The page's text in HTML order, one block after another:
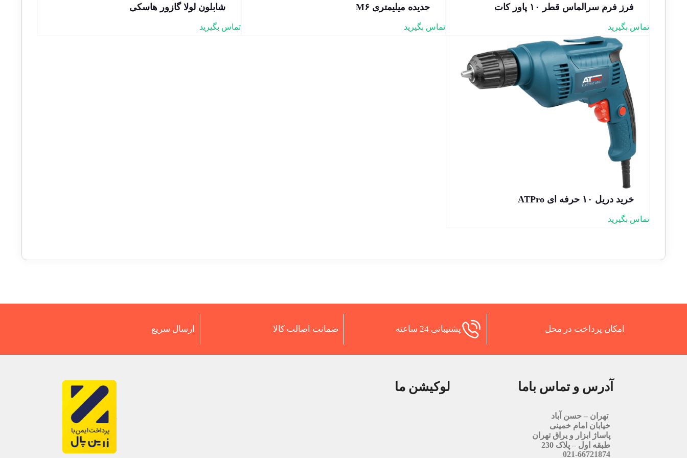
فرز فرم سرالماس قطر ۱۰ پاور کات
تماس بگیرید
حدیده میلیمتری M۶
تماس بگیرید
شابلون لولا گازور هاسکی
تماس بگیرید
خرید دریل ۱۰ حرفه ای ATPro
تماس بگیرید
امکان پرداخت در محل پشتیبانی 24 ساعته ضمانت اصالت کالا ارسال سریع
آدرس و تماس باما
تهران – حسن آباد
خیابان امام خمینی
پاساژ ابزار و یراق تهران
طبقه اول – پلاک 230
021-66721874
لوکیشن ما